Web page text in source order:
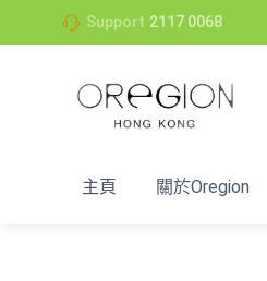
Support 2117 0068
主頁 關於Oregion